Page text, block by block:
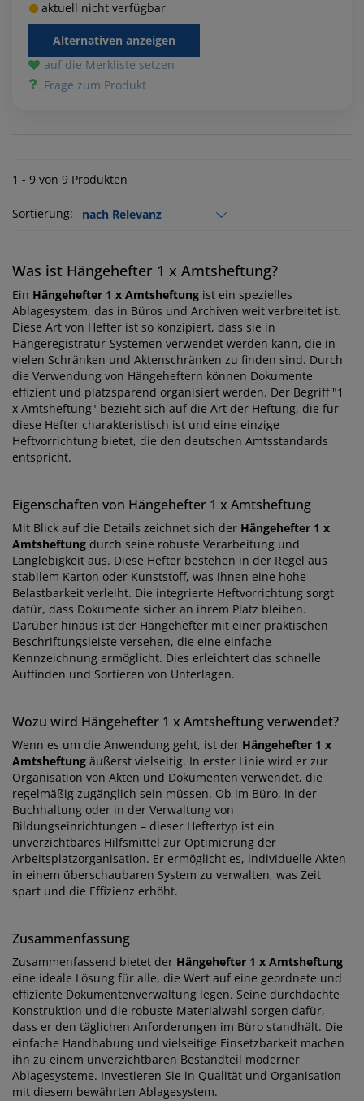
aktuell nicht verfügbar
Alternativen anzeigen
auf die Merkliste setzen
Frage zum Produkt
1 - 9 von 9 Produkten
Sortierung:
Was ist Hängehefter 1 x Amtsheftung?
Ein Hängehefter 1 x Amtsheftung ist ein spezielles
Ablagesystem, das in Büros und Archiven weit verbreitet ist.
Diese Art von Hefter ist so konzipiert, dass sie in
Hängeregistratur-Systemen verwendet werden kann, die in
vielen Schränken und Aktenschränken zu finden sind. Durch
die Verwendung von Hängeheftern können Dokumente
effizient und platzsparend organisiert werden. Der Begriff "1
x Amtsheftung" bezieht sich auf die Art der Heftung, die für
diese Hefter charakteristisch ist und eine einzige
Heftvorrichtung bietet, die den deutschen Amtsstandards
entspricht.
Eigenschaften von Hängehefter 1 x Amtsheftung
Mit Blick auf die Details zeichnet sich der Hängehefter 1 x
Amtsheftung durch seine robuste Verarbeitung und
Langlebigkeit aus. Diese Hefter bestehen in der Regel aus
stabilem Karton oder Kunststoff, was ihnen eine hohe
Belastbarkeit verleiht. Die integrierte Heftvorrichtung sorgt
dafür, dass Dokumente sicher an ihrem Platz bleiben.
Darüber hinaus ist der Hängehefter mit einer praktischen
Beschriftungsleiste versehen, die eine einfache
Kennzeichnung ermöglicht. Dies erleichtert das schnelle
Auffinden und Sortieren von Unterlagen.
Wozu wird Hängehefter 1 x Amtsheftung verwendet?
Wenn es um die Anwendung geht, ist der Hängehefter 1 x
Amtsheftung äußerst vielseitig. In erster Linie wird er zur
Organisation von Akten und Dokumenten verwendet, die
regelmäßig zugänglich sein müssen. Ob im Büro, in der
Buchhaltung oder in der Verwaltung von
Bildungseinrichtungen – dieser Heftertyp ist ein
unverzichtbares Hilfsmittel zur Optimierung der
Arbeitsplatzorganisation. Er ermöglicht es, individuelle Akten
in einem überschaubaren System zu verwalten, was Zeit
spart und die Effizienz erhöht.
Zusammenfassung
Zusammenfassend bietet der Hängehefter 1 x Amtsheftung
eine ideale Lösung für alle, die Wert auf eine geordnete und
effiziente Dokumentenverwaltung legen. Seine durchdachte
Konstruktion und die robuste Materialwahl sorgen dafür,
dass er den täglichen Anforderungen im Büro standhält. Die
einfache Handhabung und vielseitige Einsetzbarkeit machen
ihn zu einem unverzichtbaren Bestandteil moderner
Ablagesysteme. Investieren Sie in Qualität und Organisation
mit diesem bewährten Ablagesystem.